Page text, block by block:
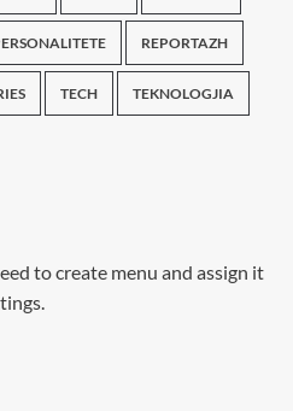
REPORTAZH
TECH TEKNOLOGJIA
to create menu and assign it